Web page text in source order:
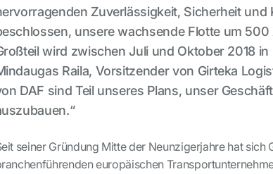
Zuverlässigkeit, Sicherheit
unsere wachsende Flotte um
wird zwischen Juli und Oktober 2018 in
Raila, Vorsitzender von Girteka
DAF sind Teil unseres Plans, unser
seiner Gründung Mitte der Neunzigerjahre hat sich
europäischen